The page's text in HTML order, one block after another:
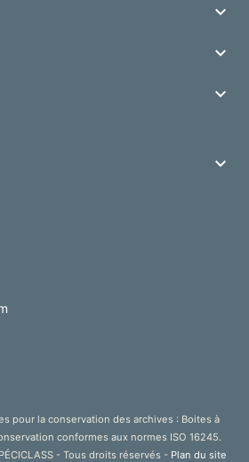




pour la conservation des archives : Boites à
conformes aux normes ISO 16245.
- Tous droits réservés - Plan du site